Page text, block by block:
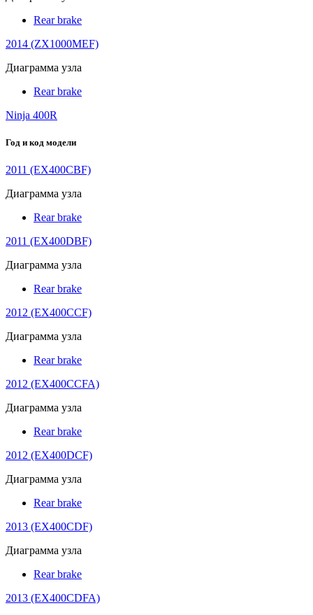
Rear brake
2014 (ZX1000MEF)
Диаграмма узла
Rear brake
Ninja 400R
Год и код модели
2011 (EX400CBF)
Диаграмма узла
Rear brake
2011 (EX400DBF)
Диаграмма узла
Rear brake
2012 (EX400CCF)
Диаграмма узла
Rear brake
2012 (EX400CCFA)
Диаграмма узла
Rear brake
2012 (EX400DCF)
Диаграмма узла
Rear brake
2013 (EX400CDF)
Диаграмма узла
Rear brake
2013 (EX400CDFA)